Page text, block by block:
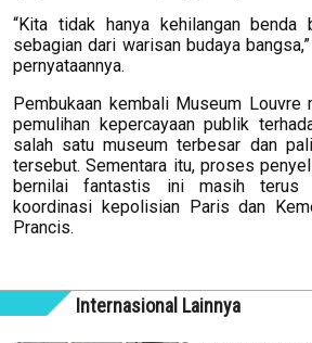
“Kita tidak hanya kehilangan benda
sebagian dari warisan budaya
pernyataannya.
Pembukaan kembali Museum Louvre
pemulihan kepercayaan publik
salah satu museum terbesar dan
tersebut. Sementara itu, proses
bernilai fantastis ini masih terus
koordinasi kepolisian Paris dan
Prancis.
Internasional Lainnya